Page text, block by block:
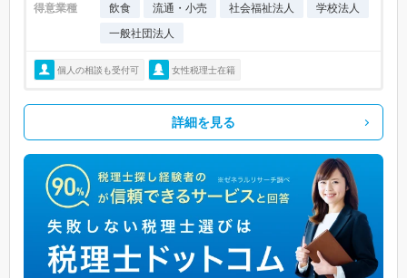
得意業種 飲食 流通・小売 社会福祉法人
学校法人
一般社団法人
個人の相談も受付可 女性税理士在籍
詳細を見る